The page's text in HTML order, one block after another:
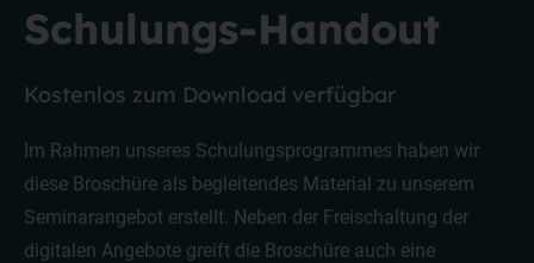
Schulungs-Handout
Kostenlos zum Download verfügbar
Im Rahmen unseres Schulungsprogrammes haben wir
diese Broschüre als begleitendes Material zu unserem
Seminarangebot erstellt. Neben der Freischaltung der
digitalen Angebote greift die Broschüre auch eine